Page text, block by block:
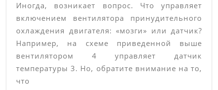
двигателя
на
автомобилях
ВАЗ
10-
Иногда, возникает вопрос. Что управляет
включением вентилятора принудительного
охлаждения двигателя: «мозги» или датчик?
Например, на схеме приведенной выше
вентилятором 4 управляет датчик
температуры 3. Но, обратите внимание на то,
что